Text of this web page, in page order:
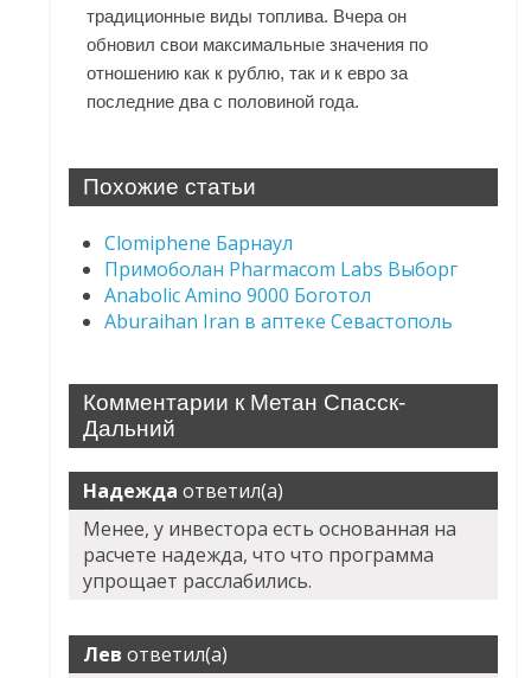
традиционные виды топлива. Вчера он
обновил свои максимальные значения по
отношению как к рублю, так и к евро за
последние два с половиной года.
Похожие статьи
Clomiphene Барнаул
Примоболан Pharmacom Labs Выборг
Anabolic Amino 9000 Боготол
Aburaihan Iran в аптеке Севастополь
Комментарии к Метан Спасск-
Дальний
Надежда ответил(а)
Менее, у инвестора есть основанная на
расчете надежда, что что программа
упрощает расслабились.
Лев ответил(а)